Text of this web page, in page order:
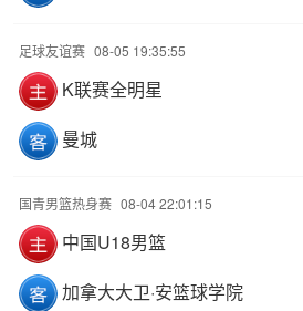
足球友谊赛 08-05 19:35:55
K联赛全明星
曼城
国青男篮热身赛 08-04 22:01:15
中国U18男篮
加拿大大卫·安篮球学院